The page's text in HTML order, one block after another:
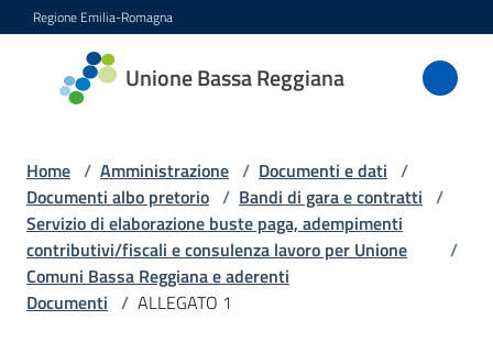
Vai al contenuto
Vai alla navigazione
Vai al footer
Regione Emilia-Romagna
Unione Bassa Reggiana
Unione
Bassa
Amministrazione
Menu selezionato
Novità
Home / Amministrazione / Documenti e dati /
Documenti albo pretorio / Bandi di gara e contratti /
Servizio di elaborazione buste paga, adempimenti
contributivi/fiscali e consulenza lavoro per Unione
Comuni Bassa Reggiana e aderenti
/
Documenti / ALLEGATO 1